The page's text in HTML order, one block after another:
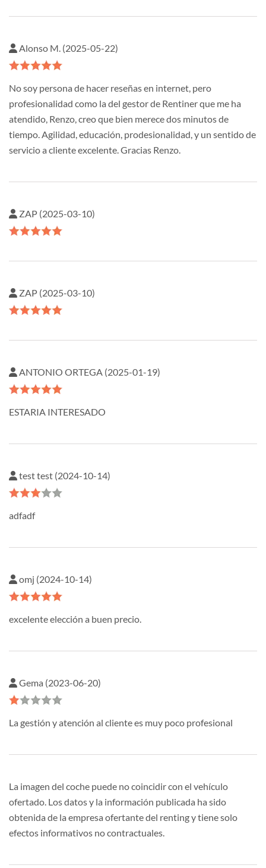
Alonso M. (2025-05-22)
No soy persona de hacer reseñas en internet, pero
profesionalidad como la del gestor de Rentiner que me ha
atendido, Renzo, creo que bien merece dos minutos de
tiempo. Agilidad, educación, prodesionalidad, y un sentido de
servicio a cliente excelente. Gracias Renzo.
ZAP (2025-03-10)
ZAP (2025-03-10)
ANTONIO ORTEGA (2025-01-19)
ESTARIA INTERESADO
test test (2024-10-14)
adfadf
omj (2024-10-14)
excelente elección a buen precio.
Gema (2023-06-20)
La gestión y atención al cliente es muy poco profesional
La imagen del coche puede no coincidir con el vehículo
ofertado. Los datos y la información publicada ha sido
obtenida de la empresa ofertante del renting y tiene solo
efectos informativos no contractuales.